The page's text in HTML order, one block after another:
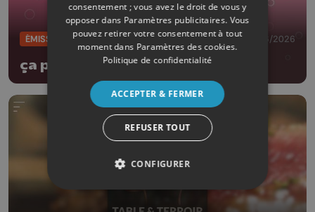
ÉMISSIONS 09/06/2026
ça papille!
consentement ; vous avez le droit de vous y
opposer dans Paramètres publicitaires. Vous
pouvez retirer votre consentement à tout
moment dans Paramètres des cookies.
Politique de confidentialité
ACCEPTER & FERMER
REFUSER TOUT
CONFIGURER